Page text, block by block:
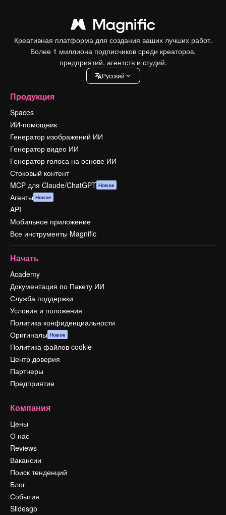
Креативная платформа для создания ваших лучших работ.
Более 1 миллиона подписчиков среди креаторов,
предприятий, агентств и студий.
Pусский
Продукция
Spaces
ИИ-помощник
Генератор изображений ИИ
Генератор видео ИИ
Генератор голоса на основе ИИ
Стоковый контент
MCP для Claude/ChatGPT Новое
Агенты Новое
API
Мобильное приложение
Все инструменты Magnific
Начать
Academy
Документация по Пакету ИИ
Служба поддержки
Условия и положения
Политика конфиденциальности
Оригиналы Новое
Политика файлов cookie
Центр доверия
Партнеры
Предприятие
Компания
Цены
О нас
Reviews
Вакансии
Поиск тенденций
Блог
События
Slidesgo